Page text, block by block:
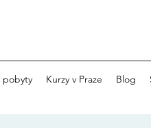
pobyty Kurzy v Praze Blog